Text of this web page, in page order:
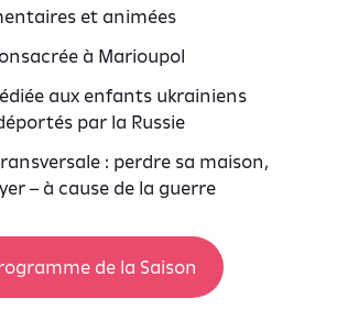
et animées
à Marioupol
aux enfants ukrainiens
par la Russie
: perdre sa maison,
– à cause de la guerre
de la Saison